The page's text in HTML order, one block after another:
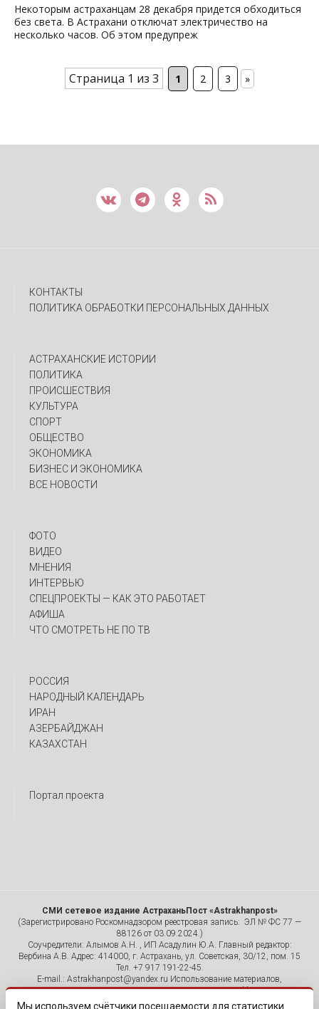
Некоторым астраханцам 28 декабря придется обходиться
без света. В Астрахани отключат электричество на
несколько часов. Об этом предупреж
Страница 1 из 3 1 2 3 »
КОНТАКТЫ
ПОЛИТИКА ОБРАБОТКИ ПЕРСОНАЛЬНЫХ ДАННЫХ
АСТРАХАНСКИЕ ИСТОРИИ
ПОЛИТИКА
ПРОИСШЕСТВИЯ
КУЛЬТУРА
СПОРТ
ОБЩЕСТВО
ЭКОНОМИКА
БИЗНЕС И ЭКОНОМИКА
ВСЕ НОВОСТИ
ФОТО
ВИДЕО
МНЕНИЯ
ИНТЕРВЬЮ
CПЕЦПРОЕКТЫ — КАК ЭТО РАБОТАЕТ
АФИША
ЧТО СМОТРЕТЬ НЕ ПО ТВ
РОССИЯ
НАРОДНЫЙ КАЛЕНДАРЬ
ИРАН
АЗЕРБАЙДЖАН
КАЗАХСТАН
Портал проекта
СМИ сетевое издание АстраханьПост «Astrakhanpost»
(Зарегистрировано Роскомнадзором реестровая запись: ЭЛ № ФС 77 —
88126 от 03.09.2024.)
Соучредители: Алымов А.Н. , ИП Асадулин Ю.А. Главный редактор:
Вербина А.В. Адрес: 414000, г. Астрахань, ул. Советская, 30/12, пом. 15
Тел. +7 917 191-22-45.
E-mail.: Astrakhanpost@yandex.ru Использование материалов,
размещенных на страницах сетевого издания «Astrakhanpost»,
допускается исключительно с указанием источника и публикацией
Мы используем счётчики посещаемости для статистики.